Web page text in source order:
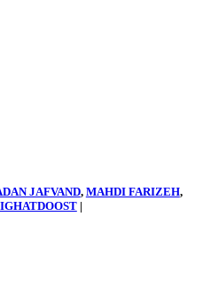
JAFVAND, MAHDI FARIZEH ,
|